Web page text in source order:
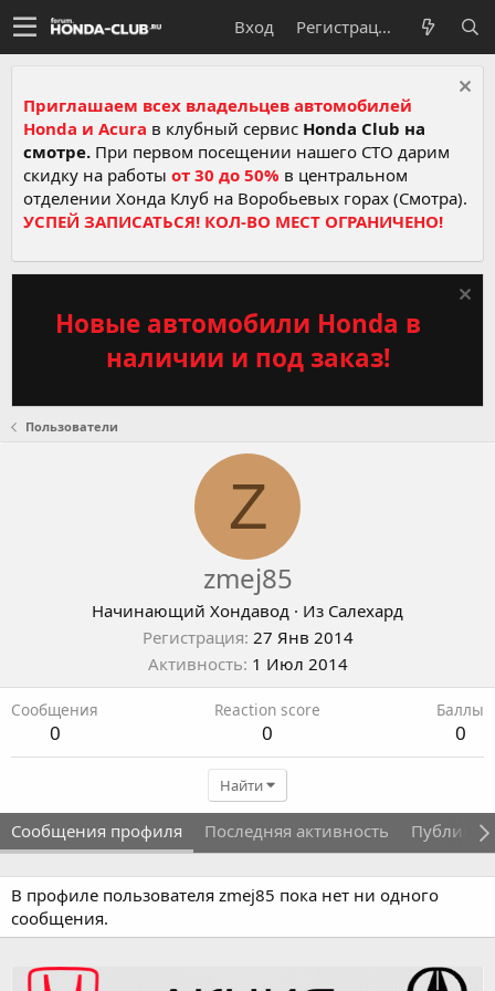
Вход Регистрация
Приглашаем всех владельцев автомобилей
Honda и Acura в клубный сервис Honda Club на
смотре. При первом посещении нашего СТО дарим
скидку на работы от 30 до 50% в центральном
отделении Хонда Клуб на Воробьевых горах (Смотра).
УСПЕЙ ЗАПИСАТЬСЯ! КОЛ-ВО МЕСТ ОГРАНИЧЕНО!
Новые автомобили Honda в
наличии и под заказ!
Пользователи
Z
zmej85
Начинающий Хондавод · Из Салехард
Регистрация 27 Янв 2014
Активность 1 Июл 2014
Сообщения
0
Reaction score
0
Баллы
0
Найти
Сообщения профиля Последняя активность
В профиле пользователя zmej85 пока нет ни одного
сообщения.